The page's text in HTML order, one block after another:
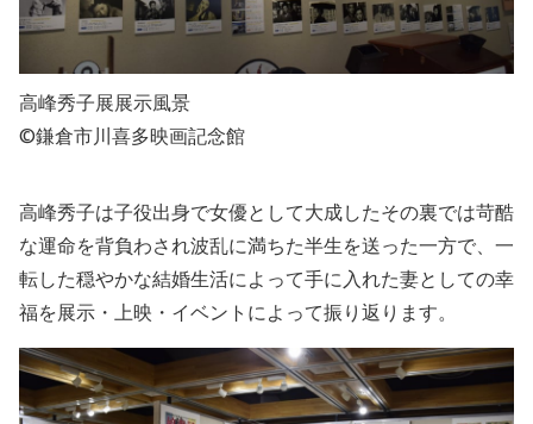
高峰秀子展展示風景
©鎌倉市川喜多映画記念館
高峰秀子は子役出身で女優として大成したその裏では苛酷
な運命を背負わされ波乱に満ちた半生を送った一方で、一
転した穏やかな結婚生活によって手に入れた妻としての幸
福を展示・上映・イベントによって振り返ります。